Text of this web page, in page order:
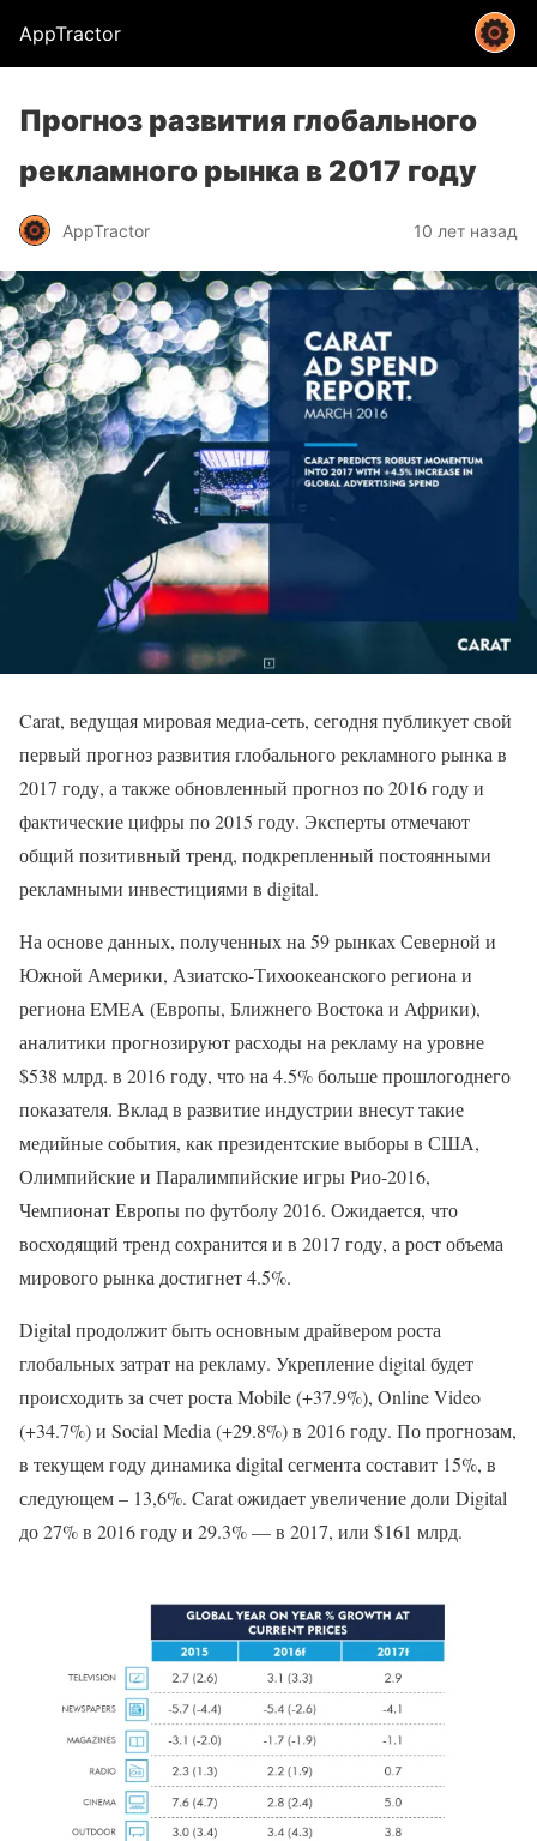
AppTractor
Прогноз развития глобального
рекламного рынка в 2017 году
AppTractor 10 лет назад
Carat, ведущая мировая медиа-сеть, сегодня публикует свой
первый прогноз развития глобального рекламного рынка в
2017 году, а также обновленный прогноз по 2016 году и
фактические цифры по 2015 году. Эксперты отмечают
общий позитивный тренд, подкрепленный постоянными
рекламными инвестициями в digital.
На основе данных, полученных на 59 рынках Северной и
Южной Америки, Азиатско-Тихоокеанского региона и
региона EMEA (Европы, Ближнего Востока и Африки),
аналитики прогнозируют расходы на рекламу на уровне
$538 млрд. в 2016 году, что на 4.5% больше прошлогоднего
показателя. Вклад в развитие индустрии внесут такие
медийные события, как президентские выборы в США,
Олимпийские и Паралимпийские игры Рио-2016,
Чемпионат Европы по футболу 2016. Ожидается, что
восходящий тренд сохранится и в 2017 году, а рост объема
мирового рынка достигнет 4.5%.
Digital продолжит быть основным драйвером роста
глобальных затрат на рекламу. Укрепление digital будет
происходить за счет роста Mobile (+37.9%), Online Video
(+34.7%) и Social Media (+29.8%) в 2016 году. По прогнозам,
в текущем году динамика digital сегмента составит 15%, в
следующем – 13,6%. Carat ожидает увеличение доли Digital
до 27% в 2016 году и 29.3% — в 2017, или $161 млрд.